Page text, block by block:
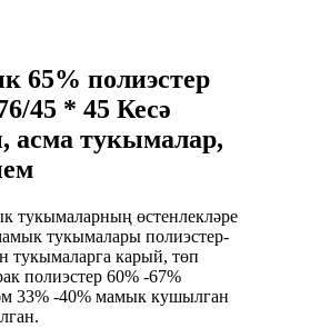
65% полиэстер
45 * 45 Кесә
асма тукымалар,
тукымаларның өстенлекләре
тукымалары полиэстер-
тукымаларга карый, төп
полиэстер 60% -67%
33% -40% мамык кушылган